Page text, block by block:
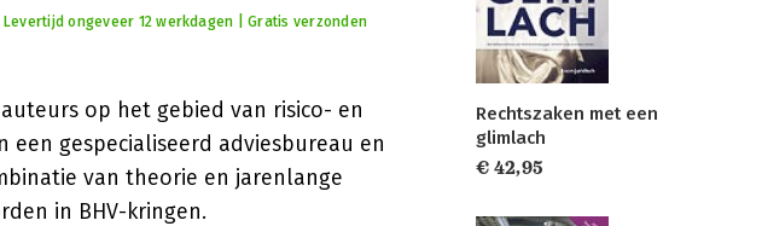
Levertijd ongeveer 12 werkdagen | Gratis verzonden
op het gebied van risico- en
een gespecialiseerd adviesbureau en
van theorie en jarenlange
in BHV-kringen.
Rechtszaken met een
glimlach
€ 42,95